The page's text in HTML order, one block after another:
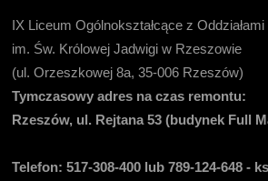
IX Liceum Ogólnokształcące z
im. Św. Królowej Jadwigi w Rzeszowie
(ul. Orzeszkowej 8a, 35-006 Rzeszów)
Tymczasowy adres na czas remontu:
Rzeszów, ul. Rejtana 53 (budynek Full
Telefon:517-308-400 lub 789-124-648 -